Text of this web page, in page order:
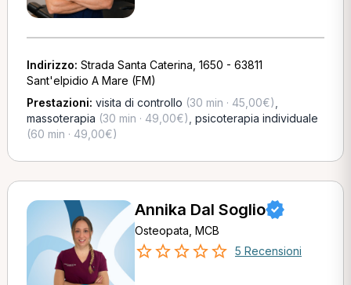
Indirizzo: Strada Santa Caterina, 1650 - 63811
Sant'elpidio A Mare (FM)
Prestazioni: visita di controllo (30 min · 45,00€)
massoterapia (30 min · 49,00€) psicoterapia individuale
(60 min · 49,00€)
Annika Dal Soglio
Osteopata, MCB
5 Recensioni